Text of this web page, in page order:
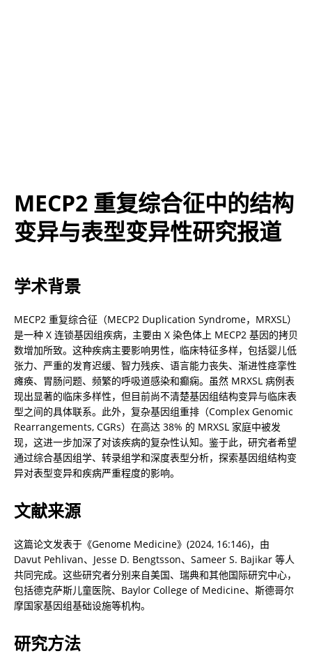
MECP2 重复综合征中的结构
变异与表型变异性研究报道
学术背景
MECP2 重复综合征（MECP2 Duplication Syndrome，MRXSL）
是一种 X 连锁基因组疾病，主要由 X 染色体上 MECP2 基因的拷贝
数增加所致。这种疾病主要影响男性，临床特征多样，包括婴儿低
张力、严重的发育迟缓、智力残疾、语言能力丧失、渐进性痉挛性
瘫痪、胃肠问题、频繁的呼吸道感染和癫痫。虽然 MRXSL 病例表
现出显著的临床多样性，但目前尚不清楚基因组结构变异与临床表
型之间的具体联系。此外，复杂基因组重排（Complex Genomic
Rearrangements, CGRs）在高达 38% 的 MRXSL 家庭中被发
现，这进一步加深了对该疾病的复杂性认知。鉴于此，研究者希望
通过综合基因组学、转录组学和深度表型分析，探索基因组结构变
异对表型变异和疾病严重程度的影响。
文献来源
这篇论文发表于《Genome Medicine》(2024, 16:146)，由
Davut Pehlivan、Jesse D. Bengtsson、Sameer S. Bajikar 等人
共同完成。这些研究者分别来自美国、瑞典和其他国际研究中心，
包括德克萨斯儿童医院、Baylor College of Medicine、斯德哥尔
摩国家基因组基础设施等机构。
研究方法